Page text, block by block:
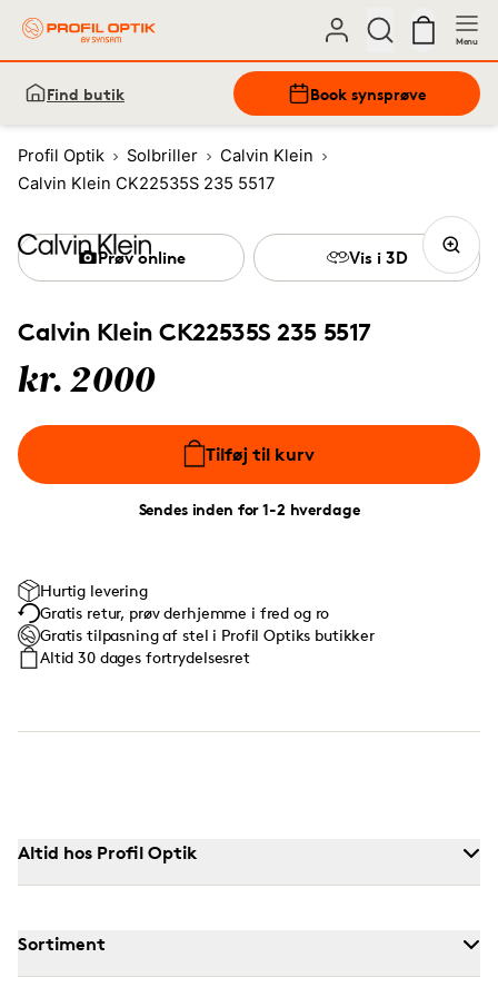
Menu
Find butik Book synsprøve
Profil Optik Solbriller
Calvin Klein
Calvin Klein CK22535S 235 5517
Calvin Klein CK22535S 235 5517
kr. 2000
Tilføj til kurv
Sendes inden for 1-2 hverdage
Prøv online Vis i 3D
Hurtig levering
Gratis retur, prøv derhjemme i fred og ro
Gratis tilpasning af stel i Profil Optiks butikker
Altid 30 dages fortrydelsesret
Altid hos Profil Optik
Sortiment